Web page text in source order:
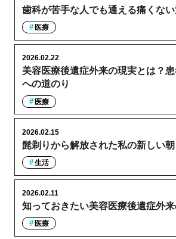
歯科が苦手な人でも通える痛くない
医療
美容医療後遺症外来の現実とは？
への道のり
2026.02.22
医療
髭剃りから解放された私の新しい朝
2026.02.15
生活
知っておきたい美容医療後遺症外
2026.02.11
医療